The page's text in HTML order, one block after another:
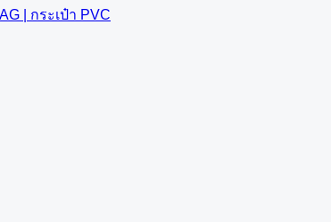
| กระเป๋า PVC